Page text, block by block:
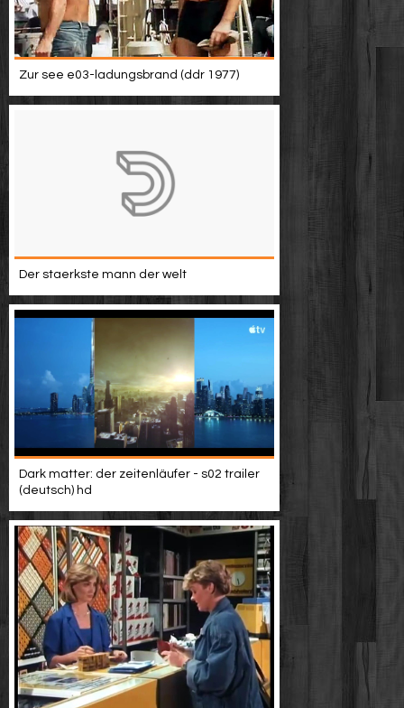
Zur see e03-ladungsbrand (ddr 1977)
Der staerkste mann der welt
Dark matter: der zeitenläufer - s02 trailer
(deutsch) hd